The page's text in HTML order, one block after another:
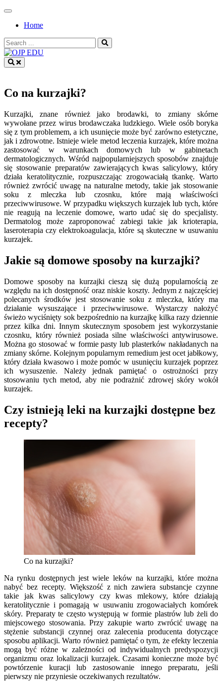
Skip
contentHome
Search
for:
Co na kurzajki?
Kurzajki, znane również jako brodawki, to zmiany skórne
wywołane przez wirus brodawczaka ludzkiego. Wiele osób boryka
się z tym problemem, a ich usunięcie może być zarówno estetyczne,
jak i zdrowotne. Istnieje wiele metod leczenia kurzajek, które można
zastosować w warunkach domowych lub w gabinetach
dermatologicznych. Wśród najpopularniejszych sposobów znajduje
się stosowanie preparatów zawierających kwas salicylowy, który
działa keratolitycznie, rozpuszczając zrogowaciałą tkankę. Warto
również zwrócić uwagę na naturalne metody, takie jak stosowanie
soku z mleczka lub czosnku, które mają właściwości
przeciwwirusowe. W przypadku większych kurzajek lub tych, które
nie reagują na leczenie domowe, warto udać się do specjalisty.
Dermatolog może zaproponować zabiegi takie jak krioterapia,
laseroterapia czy elektrokoagulacja, które są skuteczne w usuwaniu
kurzajek.
Jakie są domowe sposoby na kurzajki?
Domowe sposoby na kurzajki cieszą się dużą popularnością ze
względu na ich dostępność oraz niskie koszty. Jednym z najczęściej
polecanych środków jest stosowanie soku z mleczka, który ma
działanie wysuszające i przeciwwirusowe. Wystarczy nałożyć
świeżo wyciśnięty sok bezpośrednio na kurzajkę kilka razy dziennie
przez kilka dni. Innym skutecznym sposobem jest wykorzystanie
czosnku, który również posiada silne właściwości antywirusowe.
Można go stosować w formie pasty lub plasterków nakładanych na
zmiany skórne. Kolejnym popularnym remedium jest ocet jabłkowy,
który działa kwasowo i może pomóc w usunięciu kurzajek poprzez
ich wysuszenie. Należy jednak pamiętać o ostrożności przy
stosowaniu tych metod, aby nie podrażnić zdrowej skóry wokół
kurzajek.
Czy istnieją leki na kurzajki dostępne bez
recepty?
Co na kurzajki?
Na rynku dostępnych jest wiele leków na kurzajki, które można
nabyć bez recepty. Większość z nich zawiera substancje czynne
takie jak kwas salicylowy czy kwas mlekowy, które działają
keratolitycznie i pomagają w usuwaniu zrogowaciałych komórek
skóry. Preparaty te często występują w formie plastrów lub żeli do
miejscowego stosowania. Przy zakupie warto zwrócić uwagę na
stężenie substancji czynnej oraz zalecenia producenta dotyczące
sposobu aplikacji. Warto również pamiętać o tym, że efekty leczenia
mogą być różne w zależności od indywidualnych predyspozycji
organizmu oraz lokalizacji kurzajek. Czasami konieczne może być
powtórzenie kuracji lub zastosowanie innego preparatu, jeśli
pierwszy nie przyniesie oczekiwanych rezultatów.